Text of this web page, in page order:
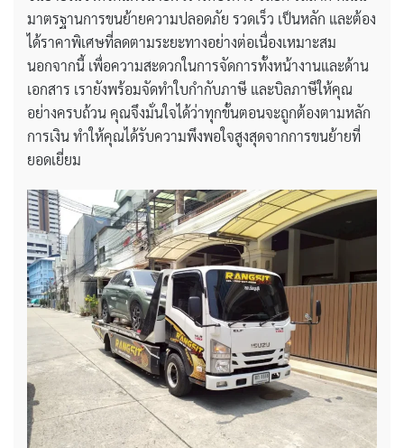
มาตรฐานการขนย้ายความปลอดภัย รวดเร็ว เป็นหลัก และต้อง
ได้ราคาพิเศษที่ลดตามระยะทางอย่างต่อเนื่องเหมาะสม
นอกจากนี้ เพื่อความสะดวกในการจัดการทั้งหน้างานและด้าน
เอกสาร เรายังพร้อมจัดทำใบกำกับภาษี และบิลภาษีให้คุณ
อย่างครบถ้วน คุณจึงมั่นใจได้ว่าทุกขั้นตอนจะถูกต้องตามหลัก
การเงิน ทำให้คุณได้รับความพึงพอใจสูงสุดจากการขนย้ายที่
ยอดเยี่ยม